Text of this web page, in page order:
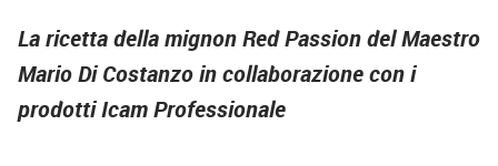
La ricetta della mignon Red Passion del Maestro
Mario Di Costanzo in collaborazione con i
prodotti Icam Professionale